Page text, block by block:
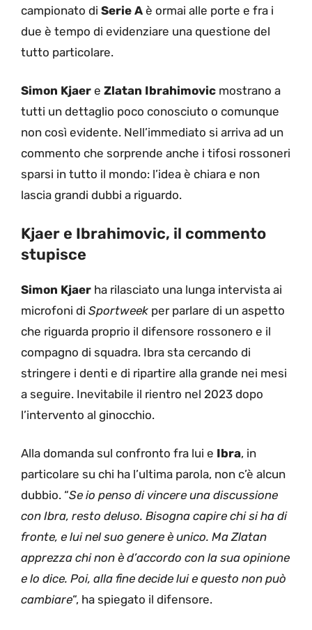
campionato di Serie A è ormai alle porte e fra i
due è tempo di evidenziare una questione del
tutto particolare.
Simon Kjaer e Zlatan Ibrahimovic mostrano a
tutti un dettaglio poco conosciuto o comunque
non così evidente. Nell’immediato si arriva ad un
commento che sorprende anche i tifosi rossoneri
sparsi in tutto il mondo: l’idea è chiara e non
lascia grandi dubbi a riguardo.
Kjaer e Ibrahimovic, il commento
stupisce
Simon Kjaer ha rilasciato una lunga intervista ai
microfoni di Sportweek per parlare di un aspetto
che riguarda proprio il difensore rossonero e il
compagno di squadra. Ibra sta cercando di
stringere i denti e di ripartire alla grande nei mesi
a seguire. Inevitabile il rientro nel 2023 dopo
l’intervento al ginocchio.
Alla domanda sul confronto fra lui e Ibra, in
particolare su chi ha l’ultima parola, non c’è alcun
dubbio. “Se io penso di vincere una discussione
con Ibra, resto deluso. Bisogna capire chi si ha di
fronte, e lui nel suo genere è unico. Ma Zlatan
apprezza chi non è d’accordo con la sua opinione
e lo dice. Poi, alla fine decide lui e questo non può
cambiare“, ha spiegato il difensore.